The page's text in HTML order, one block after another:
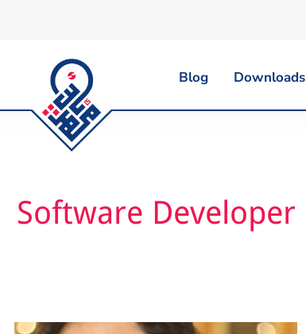
Blog Downloads
Software Developer